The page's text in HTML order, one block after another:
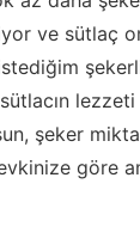
ve sütlaç
şeker
göre